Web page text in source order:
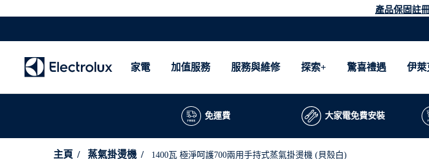
產品保固註
家電 加值服務 服務與維修 探索+ 驚喜禮遇 伊萊
免運費 大家電免費安裝
主頁 蒸氣掛燙機 1400瓦 極淨呵護700兩用手持式蒸氣掛燙機 (貝殼白)